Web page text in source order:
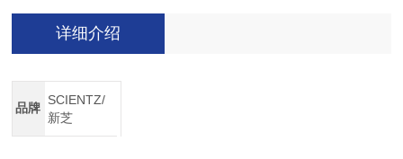
详细介绍
品牌
SCIENTZ/
新芝